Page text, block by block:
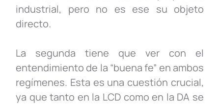
industrial, pero no es ese su objeto
directo.
La segunda tiene que ver con el
entendimiento de la “buena fe” en ambos
regímenes. Esta es una cuestión crucial,
ya que tanto en la LCD como en la DA se